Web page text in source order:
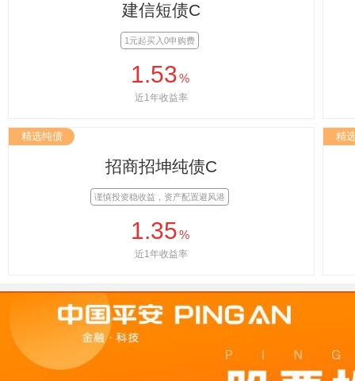
建信短债C
1元起买入0申购费
1.53%
近1年收益率
精选纯债
招商招坤纯债C
谨慎投资稳收益，资产配置避风港
1.35%
近1年收益率
精